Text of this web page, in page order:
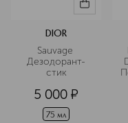
DIOR
Sauvage
Дезодорант-
стик
5 000 ¤
75 мл